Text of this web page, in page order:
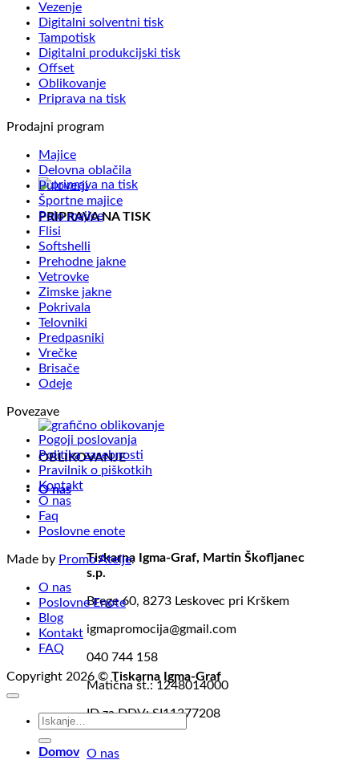
PRIPRAVA NA TISK
OBLIKOVANJE
O nas
Tiskarna Igma-Graf, Martin Škofljanec
s.p.
Brege 60, 8273 Leskovec pri Krškem
igmapromocija@gmail.com
040 744 158
Matična št.: 1248014000
ID za DDV: SI11377208
O nas
Vezenje
Digitalni solventni tisk
Tampotisk
Digitalni produkcijski tisk
Offset
Oblikovanje
Priprava na tisk
Prodajni program
Majice
Delovna oblačila
Puloverji
Športne majice
Polo majice
Flisi
Softshelli
Prehodne jakne
Vetrovke
Zimske jakne
Pokrivala
Telovniki
Predpasniki
Vrečke
Brisače
Odeje
Povezave
Pogoji poslovanja
Politika zasebnosti
Pravilnik o piškotkih
Kontakt
O nas
Faq
Poslovne enote
Made by Promo Atelje.
O nas
Poslovne Enote
Blog
Kontakt
FAQ
Copyright 2026 ©Tiskarna Igma-Graf
Išči:
Domov